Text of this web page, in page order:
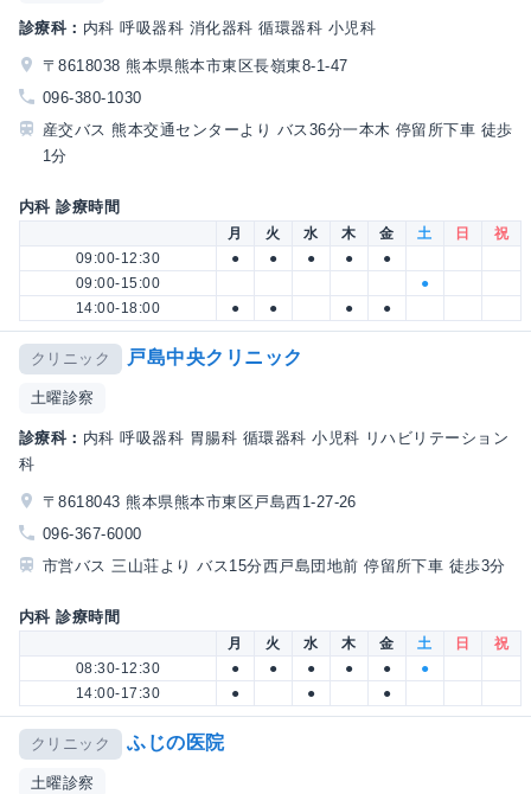
診療科： 内科 呼吸器科 消化器科 循環器科 小児科
〒8618038 熊本県熊本市東区長嶺東8-1-47
096-380-1030
産交バス 熊本交通センターより バス36分一本木 停留所下車 徒歩
1分
内科 診療時間
月 火 水 木 金 土 日
祝
09:00-12:30
● ● ● ●
●
09:00-15:00
●
14:00-18:00
● ● ● ●
クリニック 戸島中央クリニック
土曜診察
診療科： 内科 呼吸器科 胃腸科 循環器科 小児科 リハビリテーション
科
〒8618043 熊本県熊本市東区戸島西1-27-26
096-367-6000
市営バス 三山荘より バス15分西戸島団地前 停留所下車 徒歩3分
内科 診療時間
月 火 水 木 金 土 日
祝
08:30-12:30
● ● ● ● ●
●
14:00-17:30
● ● ●
クリニック ふじの医院
土曜診察